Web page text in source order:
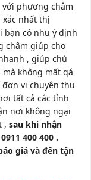
phương châm
nhất thị
bạn có nhu ý định
châm giúp cho
, giúp chủ
không mất qá
vị chuyên thu
tất cả các tỉnh
nơi không ngại
, sau khi nhận
400 400 .
giá và đến tận